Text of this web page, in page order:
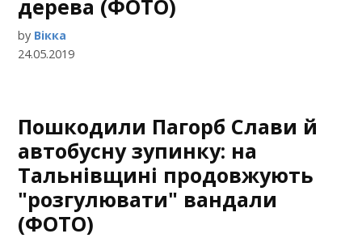
дерева (ФОТО)
by Вікка
24.05.2019
Пошкодили Пагорб Слави й
автобусну зупинку: на
Тальнівщині продовжують
"розгулювати" вандали
(ФОТО)